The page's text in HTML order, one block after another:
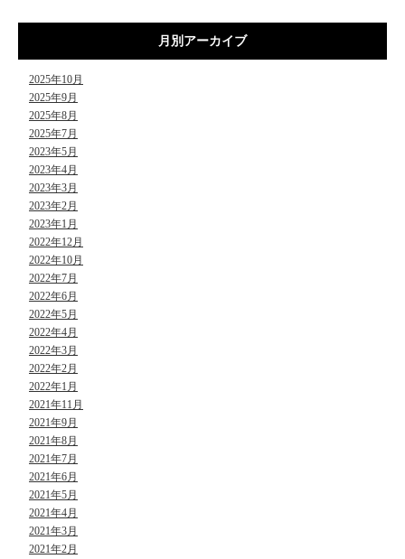
月別アーカイブ
2025年10月
2025年9月
2025年8月
2025年7月
2023年5月
2023年4月
2023年3月
2023年2月
2023年1月
2022年12月
2022年10月
2022年7月
2022年6月
2022年5月
2022年4月
2022年3月
2022年2月
2022年1月
2021年11月
2021年9月
2021年8月
2021年7月
2021年6月
2021年5月
2021年4月
2021年3月
2021年2月